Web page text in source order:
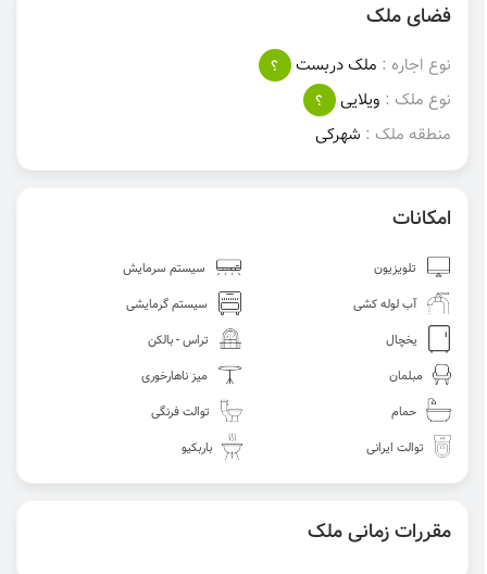
فضای ملک
نوع اجاره : ملک دربست
؟
نوع ملک : ویلایی
؟
منطقه ملک : شهرکی
امکانات
تلویزیون
سیستم سرمایش
آب لوله کشی
سیستم گرمایشی
یخچال
تراس - بالکن
مبلمان
میز ناهارخوری
حمام
توالت فرنگی
توالت ایرانی
باربکیو
مقررات زمانی ملک